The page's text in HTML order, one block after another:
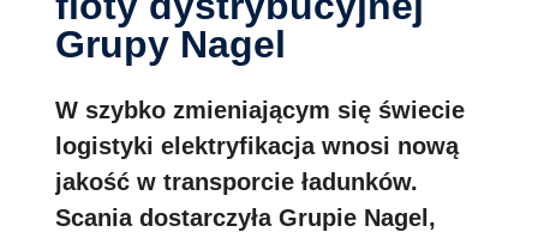
Grupy Nagel
W szybko zmieniającym się świecie
logistyki elektryfikacja wnosi nową
jakość w transporcie ładunków.
Scania dostarczyła Grupie Nagel,